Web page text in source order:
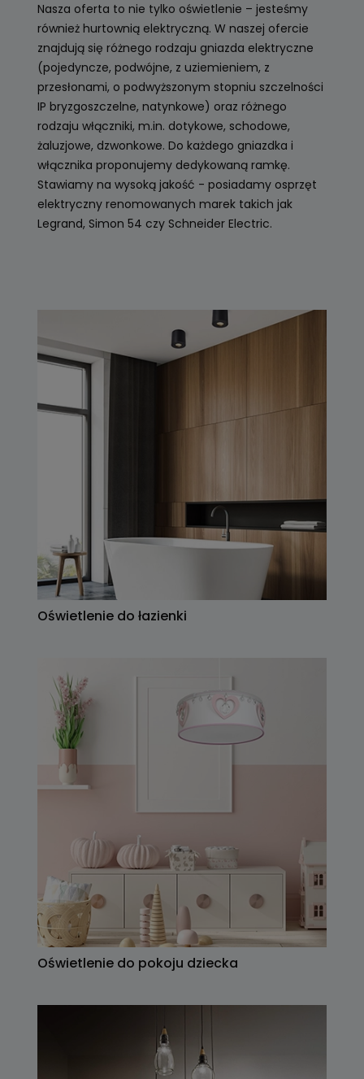
Nasza oferta to nie tylko oświetlenie – jesteśmy
również hurtownią elektryczną. W naszej ofercie
znajdują się różnego rodzaju gniazda elektryczne
(pojedyncze, podwójne, z uziemieniem, z
przesłonami, o podwyższonym stopniu szczelności
IP bryzgoszczelne, natynkowe) oraz różnego
rodzaju włączniki, m.in. dotykowe, schodowe,
żaluzjowe, dzwonkowe. Do każdego gniazdka i
włącznika proponujemy dedykowaną ramkę.
Stawiamy na wysoką jakość - posiadamy osprzęt
elektryczny renomowanych marek takich jak
Legrand, Simon 54 czy Schneider Electric.
Oświetlenie do łazienki
Oświetlenie do pokoju dziecka